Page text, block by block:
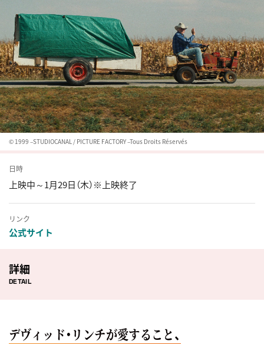
© 1999 –STUDIOCANAL / PICTURE FACTORY –Tous Droits Réservés
日時
上映中～1月29日（木）※上映終了
リンク
公式サイト
詳細
DETAIL
デヴィッド・リンチが愛すること、